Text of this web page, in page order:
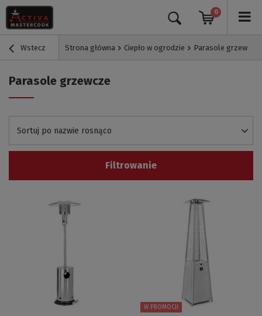
0
Wstecz Strona główna Ciepło w ogrodzie Parasole grzewcze
Parasole grzewcze
Sortuj po nazwie rosnąco
Filtrowanie
W PROMOCJI